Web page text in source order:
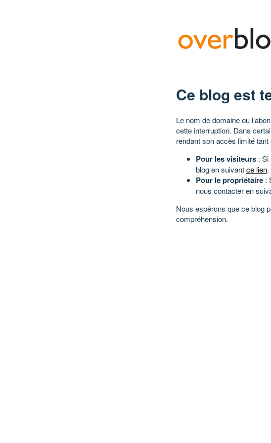
Ce blog est
Le nom de domaine ou
cette interruption. Dans
rendant son accès limité tant
Pour les visiteurs : Si
blog en suivantce lien.
Pour le propriétaire :
nous contacter en
Nous espérons que ce blog
compréhension.